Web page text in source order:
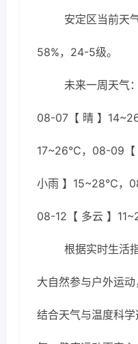
安定区当前天
58%，24-5级。
未来一周天气
08-07【 晴 】
17~26℃，08-09【
小雨 】15~28℃，
08-12【 多云 】
根据实时生活
大自然参与户外运动
结合天气与温度科